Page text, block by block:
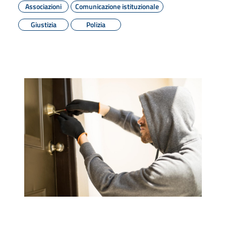
Associazioni
Comunicazione istituzionale
Giustizia
Polizia